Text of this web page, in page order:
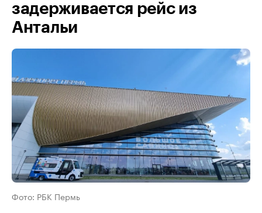
задерживается рейс из
Антальи
Фото: РБК Пермь